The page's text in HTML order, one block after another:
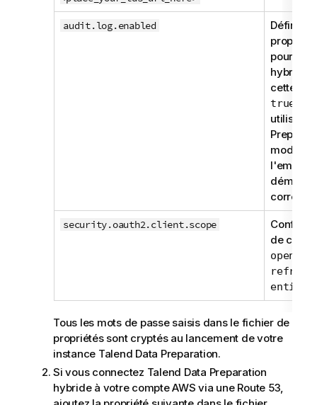
audit.log.enabled
pour la
hybride.
cette
true
utilisez
mode
démarrer
security.oauth2.client.scope
de cette
openid
Tous les mots de passe saisis dans le fichier de
propriétés sont cryptés au lancement de votre
instance Talend Data Preparation.
Si vous connectez Talend Data Preparation
hybride à votre compte AWS via une Route 53,